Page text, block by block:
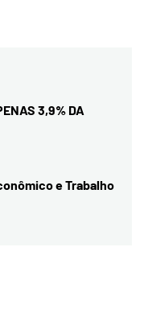
3,9% DA
e Trabalho